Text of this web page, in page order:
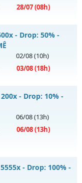
28/07(08h)
muhoalong.pro
ngày
- Drop: 50% -
02/08(10h)
03/08(18h)
CHƠI LÀ MÊ
- Drop: 10% -
06/08(13h)
06/08(13h)
- Drop: 100% -